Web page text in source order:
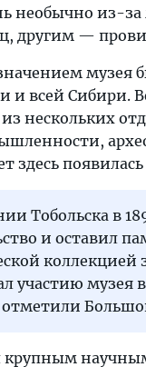
необычно из-
другим —
музея
и всей Сибири.
из нескольких
здесь
Тобольска в
и оставил
коллекцией
участию музея
крупным